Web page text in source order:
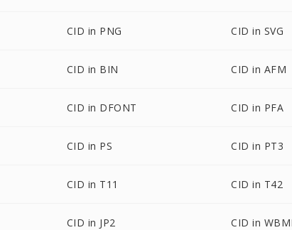
CID in PNG CID in SVG
CID in BIN CID in AFM
CID in DFONT CID in PFA
CID in PS CID in PT3
CID in T11 CID in T42
CID in JP2 CID in